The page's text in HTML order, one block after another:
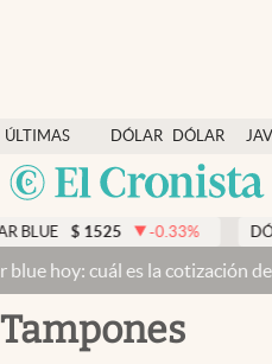
ÚLTIMAS
NOTICIAS
DÓLAR
DÓLAR
BLUE
Dólar
Members
Economía y Política
Finanzas y Mercados
Mercados Online
$ 1525 -0.33% DÓLAR
cuál es la cotización del
tampones